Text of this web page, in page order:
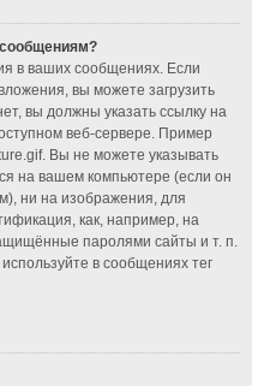
в ваших сообщениях. Если
вы можете загрузить
вы должны указать ссылку на
веб-сервере. Пример
Вы не можете указывать
на вашем компьютере (если он
ни на изображения, для
как, например, на
паролями сайты и т. п.
в сообщениях тег